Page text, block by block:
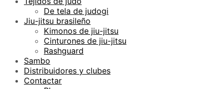
De tela de judogi
Jiu-jitsu brasileño
Kimonos de jiu-jitsu
Cinturones de jiu-jitsu
Rashguard
Sambo
Distribuidores y clubes
Contactar